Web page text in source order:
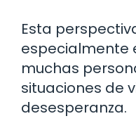
Esta
especialmente
muchas
situaciones de
desesperanza.